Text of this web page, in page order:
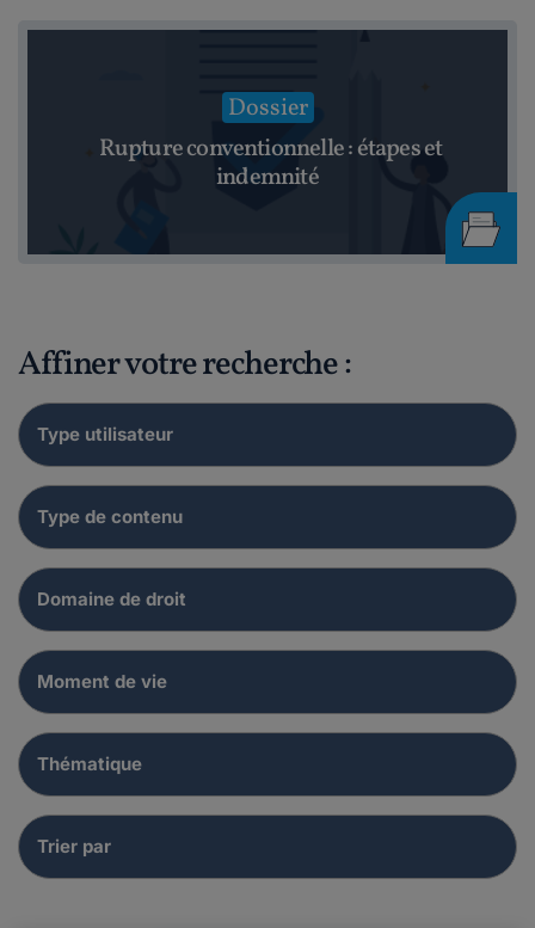
Dossier
Rupture conventionnelle : étapes et
indemnité
Affiner votre recherche :